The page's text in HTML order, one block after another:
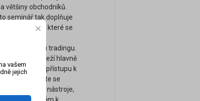
většiny obchodníků.
seminář tak doplňuje
ostatní kurzy, které se
stránku tradingu.
tradera záleží hlavně
psychice a přístupu k
Přijďte se
ty nejsilnější nástroje,
vašem
jejich